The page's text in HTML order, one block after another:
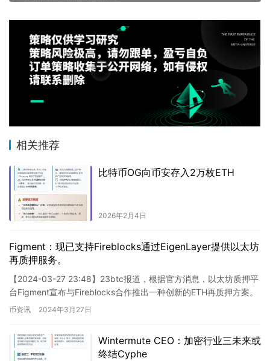
相关推荐
比特币OG向币安存入2万枚ETH
2026年2月4日
Figment：现已支持Fireblocks通过EigenLayer提供以太坊
再质押服务。
【2024-03-27 23:48】23btc报道，根据官方消息，以太坊质押平
台Figment宣布与Fireblocks合作推出一种创新的ETH再质押方案。
用户可通过Fireblo…
币资讯 2024年3月27日
Wintermute CEO：加密行业三未来或
终结Cyphe